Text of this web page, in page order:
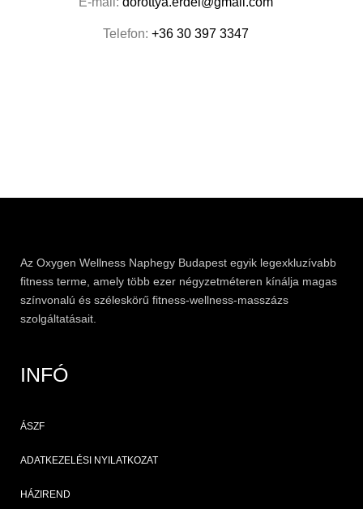
Telefon: +36 30 397 3347
Az Oxygen Wellness Naphegy Budapest egyik legexkluzívabb
fitness terme, amely több ezer négyzetméteren kínálja magas
színvonalú és széleskörű fitness-wellness-masszázs
szolgáltatásait.
INFÓ
ÁSZF
ADATKEZELÉSI NYILATKOZAT
HÁZIREND